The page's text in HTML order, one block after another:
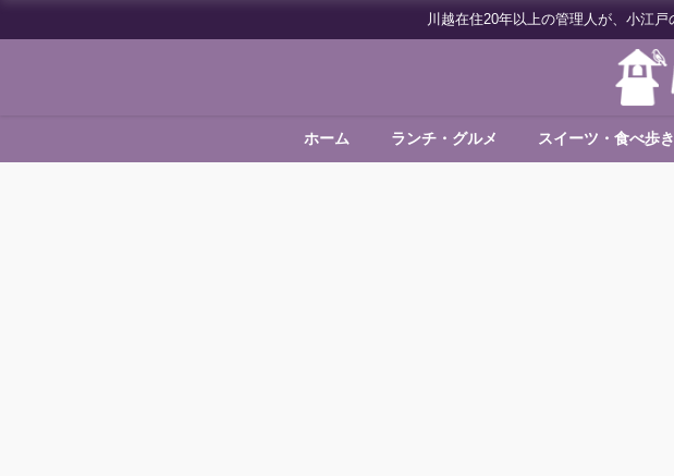
川越在住20年以上の管理人が、小江
ホーム ランチ・グルメ スイーツ・食べ歩き